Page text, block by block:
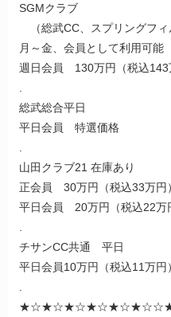
SGMクラブ
（総武CC、スプリングフィ
月～金、会員として利用可能
週日会員 130万円（税込143
総武総合平日
平日会員 特選価格
山田クラブ21 在庫あり
正会員 30万円（税込33万円）
平日会員 20万円（税込22万
チサンCC共通 平日
平日会員10万円（税込11万円）